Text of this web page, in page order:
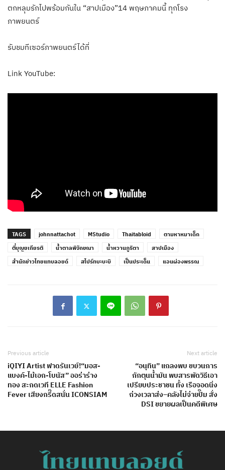
ตกหลุมรักไปพร้อมกันใน “สาปเมือง”14 พฤษภาคมนี้ ทุกโรง
ภาพยนตร์
รับชมทีเซอร์ภาพยนตร์ได้ที่
Link YouTube:
TAGS johnnattachot MStudio Thaitabloid
ตามหาหมาเด็ก
ตี๋บุญยเกียรติ
น้ำตาลพิจักขณา น้ำหวานภูริตา
สาปเมือง
สำนักข่าวไทยแทบลอยด์
สไปร์ทบะบะบิ เป็นประเด็น แอนผ่องพรรณ
Previous article
iQIYI Artist ฟาดรันเวย์!​“มอส-
แบงค์-ไม้เอก-โบนัส” ออร่าร่าง
ทอง สะกดเวที ELLE Fashion
Fever เสียงกรี๊ดสนั่น ICONSIAM
Next article
“อนุทิน” แถลงพบ ขบวนการ
กักตุนน้ำมัน พบสารพัดวิธีเอา
เปรียบประชาชน ทั้ง เรือจอดนิ่ง
ถ่วงเวลาส่ง–คลังไม่จ่ายปั๊ม สั่ง
DSI ขยายผลเป็นคดีพิเศษ